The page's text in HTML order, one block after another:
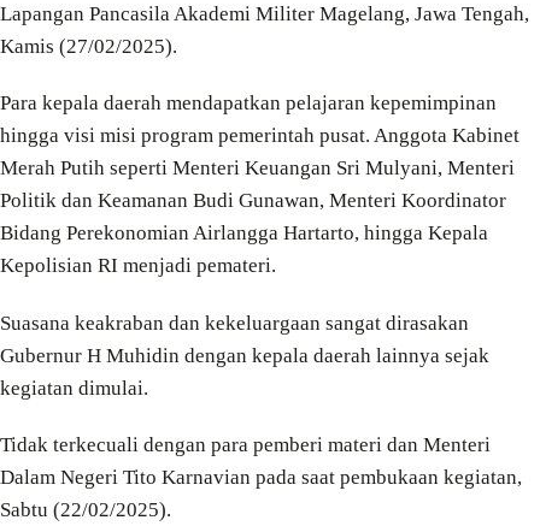
Lapangan Pancasila Akademi Militer Magelang, Jawa Tengah,
Kamis (27/02/2025).
Para kepala daerah mendapatkan pelajaran kepemimpinan
hingga visi misi program pemerintah pusat. Anggota Kabinet
Merah Putih seperti Menteri Keuangan Sri Mulyani, Menteri
Politik dan Keamanan Budi Gunawan, Menteri Koordinator
Bidang Perekonomian Airlangga Hartarto, hingga Kepala
Kepolisian RI menjadi pemateri.
Suasana keakraban dan kekeluargaan sangat dirasakan
Gubernur H Muhidin dengan kepala daerah lainnya sejak
kegiatan dimulai.
Tidak terkecuali dengan para pemberi materi dan Menteri
Dalam Negeri Tito Karnavian pada saat pembukaan kegiatan,
Sabtu (22/02/2025).